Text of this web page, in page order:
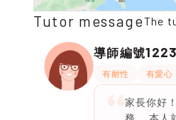
Tutor messageThe
導師編號
有耐性 有愛心
家長你好
務。 本人